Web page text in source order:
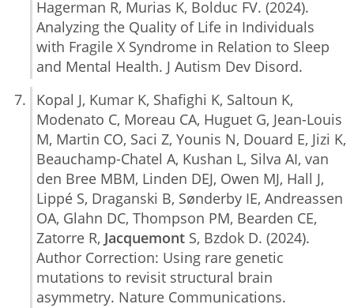
Hagerman R, Murias K, Bolduc FV. (2024).
Analyzing the Quality of Life in Individuals
with Fragile X Syndrome in Relation to Sleep
and Mental Health. J Autism Dev Disord.
Kopal J, Kumar K, Shafighi K, Saltoun K,
Modenato C, Moreau CA, Huguet G, Jean-Louis
M, Martin CO, Saci Z, Younis N, Douard E, Jizi K,
Beauchamp-Chatel A, Kushan L, Silva AI, van
den Bree MBM, Linden DEJ, Owen MJ, Hall J,
Lippé S, Draganski B, Sønderby IE, Andreassen
OA, Glahn DC, Thompson PM, Bearden CE,
Zatorre R, Jacquemont S, Bzdok D. (2024).
Author Correction: Using rare genetic
mutations to revisit structural brain
asymmetry. Nature Communications.